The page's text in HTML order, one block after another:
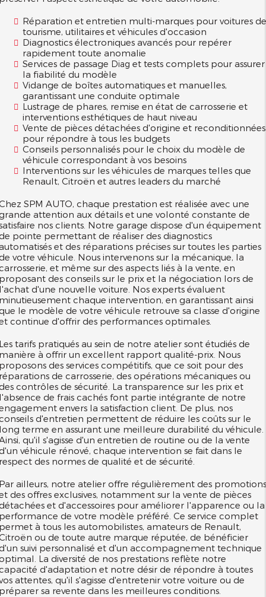
Réparation et entretien multi-marques pour voitures
tourisme, utilitaires et véhicules d'occasion
Diagnostics électroniques avancés pour repérer
rapidement toute anomalie
Services de passage Diag et tests complets pour assurer
la fiabilité du modèle
Vidange de boîtes automatiques et manuelles,
garantissant une conduite optimale
Lustrage de phares, remise en état de carrosserie et
interventions esthétiques de haut niveau
Vente de pièces détachées d'origine et reconditionnées
pour répondre à tous les budgets
Conseils personnalisés pour le choix du modèle de
véhicule correspondant à vos besoins
Interventions sur les véhicules de marques telles que
Renault, Citroën et autres leaders du marché
SPM AUTO, chaque prestation est réalisée avec une
attention aux détails et une volonté constante de
nos clients. Notre garage dispose d'un équipement
pointe permettant de réaliser des diagnostics
et des réparations précises sur toutes les parties
votre véhicule. Nous intervenons sur la mécanique, la
et même sur des aspects liés à la vente, en
des conseils sur le prix et la négociation lors de
d'une nouvelle voiture. Nos experts évaluent
chaque intervention, en garantissant ainsi
le modèle de votre véhicule retrouve sa classe d'origine
continue d'offrir des performances optimales.
tarifs pratiqués au sein de notre atelier sont étudiés de
à offrir un excellent rapport qualité-prix. Nous
des services compétitifs, que ce soit pour des
de carrosserie, des opérations mécaniques ou
contrôles de sécurité. La transparence sur les prix et
de frais cachés font partie intégrante de notre
envers la satisfaction client. De plus, nos
d'entretien permettent de réduire les coûts sur le
terme en assurant une meilleure durabilité du véhicule.
qu'il s'agisse d'un entretien de routine ou de la vente
véhicule rénové, chaque intervention se fait dans le
des normes de qualité et de sécurité.
ailleurs, notre atelier offre régulièrement des
des offres exclusives, notamment sur la vente de pièces
et d'accessoires pour améliorer l'apparence ou la
de votre modèle préféré. Ce service complet
à tous les automobilistes, amateurs de Renault,
ou de toute autre marque réputée, de bénéficier
suivi personnalisé et d'un accompagnement technique
La diversité de nos prestations reflète notre
d'adaptation et notre désir de répondre à toutes
attentes, qu'il s'agisse d'entretenir votre voiture ou de
sa revente dans les meilleures conditions.